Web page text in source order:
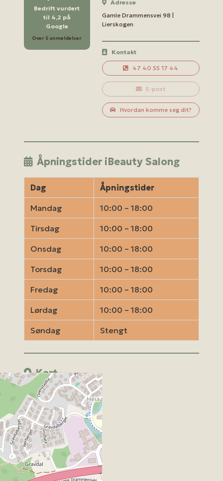
Bedrift vurdert
til 4,2 på
Google
Over 5 anmeldelser
Adresse
Gamle Drammensvei 98 |
Lierskogen
Kontakt
47 40 55 17 44
E-post
Hvordan komme seg dit?
Åpningstider iBeauty Salong
Dag Åpningstider
Mandag 10:00 – 18:00
Tirsdag 10:00 – 18:00
Onsdag 10:00 – 18:00
Torsdag 10:00 – 18:00
Fredag 10:00 – 18:00
Lørdag 10:00 – 18:00
Søndag Stengt
Kart